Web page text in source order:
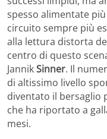
spesso alimentate
circuito sempre più
alla lettura distorta
centro di questo
JannikSinner. Il
di altissimo livello
diventato il bersaglio
che ha riportato a
mesi.